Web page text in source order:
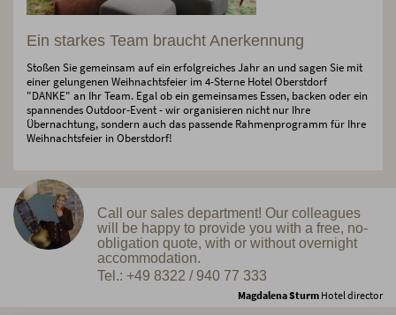
Ein starkes Team braucht Anerkennung
Stoßen Sie gemeinsam auf ein erfolgreiches Jahr an und sagen Sie mit
einer gelungenen Weihnachtsfeier im 4-Sterne Hotel Oberstdorf
"DANKE" an Ihr Team. Egal ob ein gemeinsames Essen, backen oder ein
spannendes Outdoor-Event - wir organisieren nicht nur Ihre
Übernachtung, sondern auch das passende Rahmenprogramm für Ihre
Weihnachtsfeier in Oberstdorf!
Call our sales department! Our colleagues
will be happy to provide you with a free, no-
obligation quote, with or without overnight
accommodation.
Tel.: +49 8322 / 940 77 333
Magdalena Sturm Hotel director